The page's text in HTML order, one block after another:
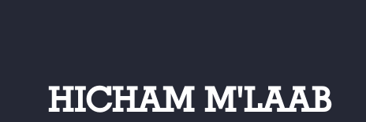
HICHAM M'LAAB